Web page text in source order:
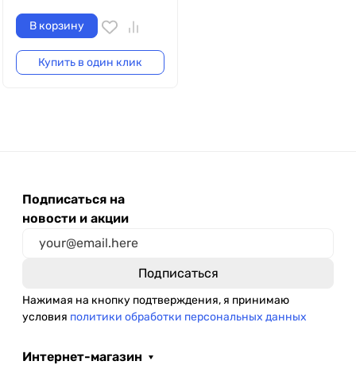
В корзину
Купить в один клик
Подписаться на
новости и акции
Нажимая на кнопку подтверждения, я принимаю
условия политики обработки персональных данных
Интернет-магазин